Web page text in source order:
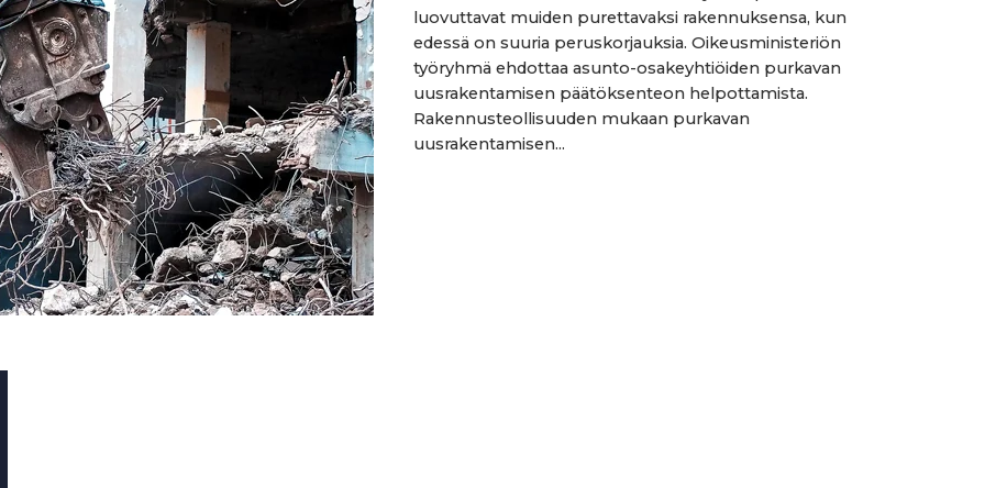
luovuttavat muiden purettavaksi rakennuksensa, kun
edessä on suuria peruskorjauksia. Oikeusministeriön
työryhmä ehdottaa asunto-osakeyhtiöiden purkavan
uusrakentamisen päätöksenteon helpottamista.
Rakennusteollisuuden mukaan purkavan
uusrakentamisen...